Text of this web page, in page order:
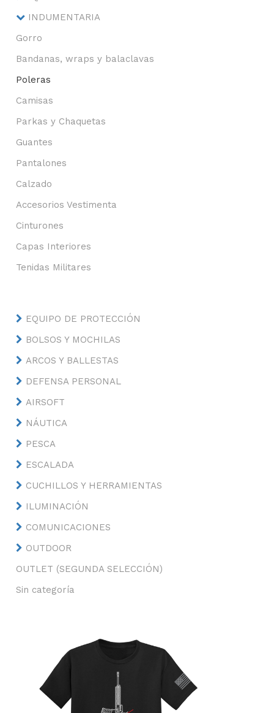
INDUMENTARIA
Gorro
Bandanas, wraps y balaclavas
Poleras
Camisas
Parkas y Chaquetas
Guantes
Pantalones
Calzado
Accesorios Vestimenta
Cinturones
Capas Interiores
Tenidas Militares
EQUIPO DE PROTECCIÓN
BOLSOS Y MOCHILAS
ARCOS Y BALLESTAS
DEFENSA PERSONAL
AIRSOFT
NÁUTICA
PESCA
ESCALADA
CUCHILLOS Y HERRAMIENTAS
ILUMINACIÓN
COMUNICACIONES
OUTDOOR
OUTLET (SEGUNDA SELECCIÓN)
Sin categoría